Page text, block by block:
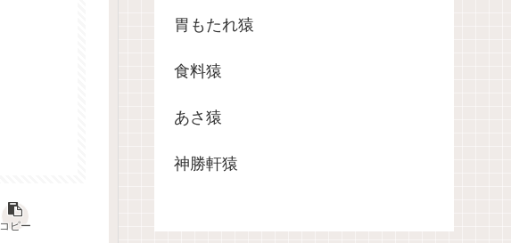
コピー
胃もたれ猿
食料猿
あさ猿
神勝軒猿